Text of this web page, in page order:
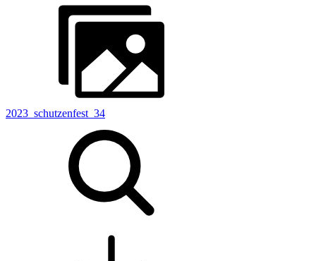
2023_schutzenfest_34